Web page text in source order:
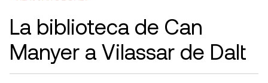
La biblioteca de Can
Manyer a Vilassar de Dalt